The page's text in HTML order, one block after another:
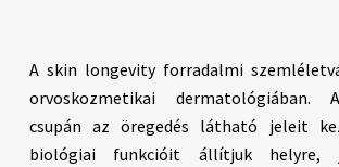
A skin longevity forradalmi
orvoskozmetikai dermatológiában.
csupán az öregedés látható jeleit
biológiai funkcióit állítjuk helyre,